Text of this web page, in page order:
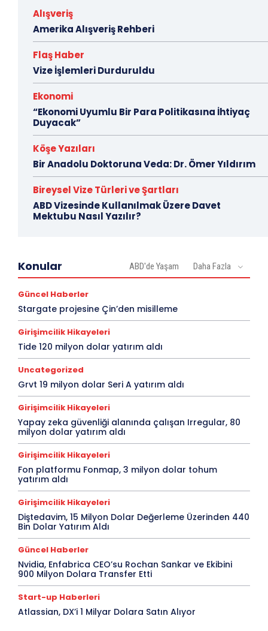
Alışveriş
Amerika Alışveriş Rehberi
Flaş Haber
Vize İşlemleri Durduruldu
Ekonomi
“Ekonomi Uyumlu Bir Para Politikasına İhtiyaç
Duyacak”
Köşe Yazıları
Bir Anadolu Doktoruna Veda: Dr. Ömer Yıldırım
Bireysel Vize Türleri ve Şartları
ABD Vizesinde Kullanılmak Üzere Davet
Mektubu Nasıl Yazılır?
Konular ABD'de Yaşam Daha Fazla
Güncel Haberler
Stargate projesine Çin’den misilleme
Girişimcilik Hikayeleri
Tide 120 milyon dolar yatırım aldı
Uncategorized
Grvt 19 milyon dolar Seri A yatırım aldı
Girişimcilik Hikayeleri
Yapay zeka güvenliği alanında çalışan Irregular, 80
milyon dolar yatırım aldı
Girişimcilik Hikayeleri
Fon platformu Fonmap, 3 milyon dolar tohum
yatırım aldı
Girişimcilik Hikayeleri
Diştedavim, 15 Milyon Dolar Değerleme Üzerinden 440
Bin Dolar Yatırım Aldı
Güncel Haberler
Nvidia, Enfabrica CEO’su Rochan Sankar ve Ekibini
900 Milyon Dolara Transfer Etti
Start-up Haberleri
Atlassian, DX’i 1 Milyar Dolara Satın Alıyor